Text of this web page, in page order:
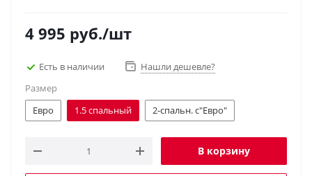
4 995 руб./шт
Есть в наличии
Нашли дешевле?
Размер
Евро
1.5 спальный 2-спальн. с"Евро"
В корзину